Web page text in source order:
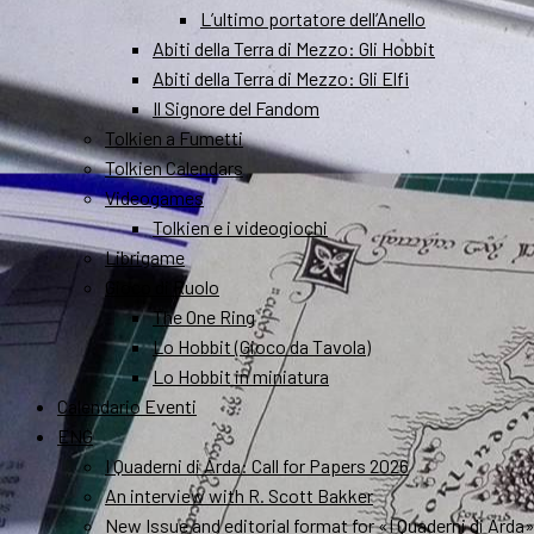
L’ultimo portatore dell’Anello
Abiti della Terra di Mezzo: Gli Hobbit
Abiti della Terra di Mezzo: Gli Elfi
Il Signore del Fandom
Tolkien a Fumetti
Tolkien Calendars
Videogames
Tolkien e i videogiochi
Librigame
Gioco di Ruolo
The One Ring
Lo Hobbit (Gioco da Tavola)
Lo Hobbit in miniatura
Calendario Eventi
ENG
I Quaderni di Arda: Call for Papers 2026
An interview with R. Scott Bakker
New Issue and editorial format for «I Quaderni di Arda»